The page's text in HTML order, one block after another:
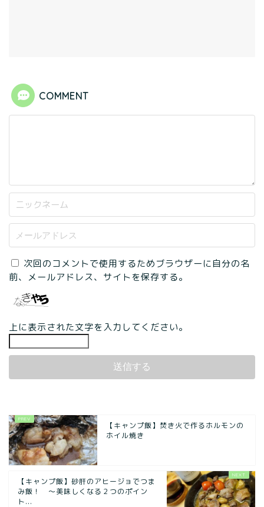
COMMENT
次回のコメントで使用するためブラウザーに自分の名
前、メールアドレス、サイトを保存する。
上に表示された文字を入力してください。
【キャンプ飯】焚き火で作るホルモンの
ホイル焼き
【キャンプ飯】砂肝のアヒージョでつま
み飯！ ～美味しくなる２つのポイン
ト...